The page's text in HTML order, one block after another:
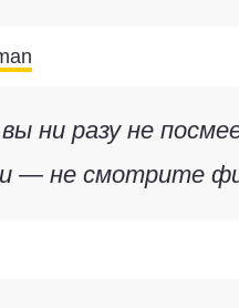
ни разу не
— не смотрите